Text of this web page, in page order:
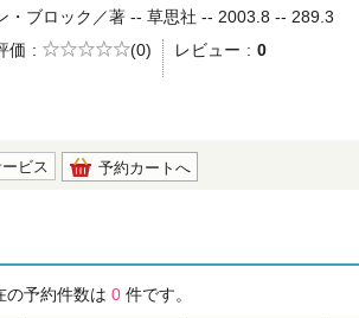
・ブロック／著 -- 草思社 -- 2003.8 -- 289.3
価
5段階評価
(0) レビュー 0
ビス 予約カートへ
の予約件数は 0 件です。